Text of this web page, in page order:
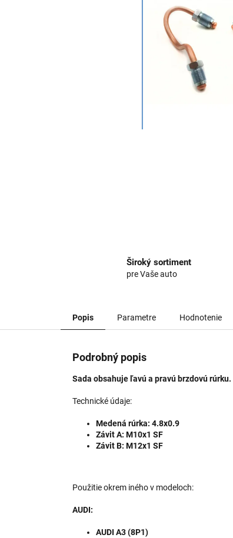
Široký sortiment
pre Vaše auto
Popis Parametre Hodnotenie
Podrobný popis
Sada obsahuje ľavú a pravú brzdovú rúrku.
Technické údaje:
Medená rúrka: 4.8x0.9
Závit A: M10x1 SF
Závit B: M12x1 SF
Použitie okrem iného v modeloch:
AUDI:
AUDI A3 (8P1)